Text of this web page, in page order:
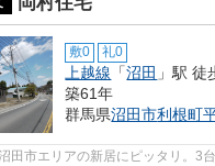
敷0 礼0
上越線 「沼田 」駅 徒
築61年
群馬県沼田市利根町
田市エリアの新居にピッタリ。3